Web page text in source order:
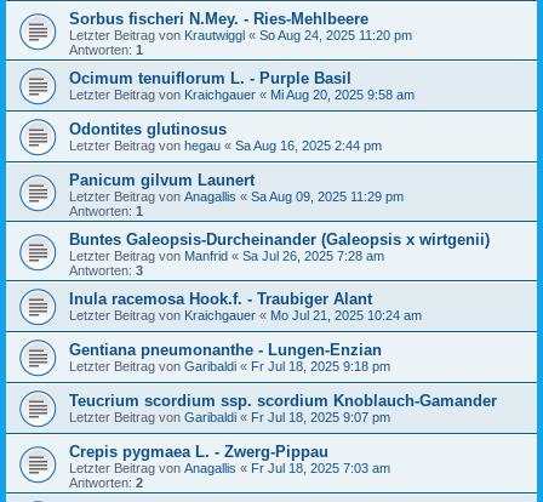
Sorbus fischeri N.Mey. - Ries-Mehlbeere
Letzter Beitrag von Krautwiggl « So Aug 24, 2025 11:20 pm
Antworten: 1
Ocimum tenuiflorum L. - Purple Basil
Letzter Beitrag von Kraichgauer « Mi Aug 20, 2025 9:58 am
Odontites glutinosus
Letzter Beitrag von hegau « Sa Aug 16, 2025 2:44 pm
Panicum gilvum Launert
Letzter Beitrag von Anagallis « Sa Aug 09, 2025 11:29 pm
Antworten: 1
Buntes Galeopsis-Durcheinander (Galeopsis x wirtgenii)
Letzter Beitrag von Manfrid « Sa Jul 26, 2025 7:28 am
Antworten: 3
Inula racemosa Hook.f. - Traubiger Alant
Letzter Beitrag von Kraichgauer « Mo Jul 21, 2025 10:24 am
Gentiana pneumonanthe - Lungen-Enzian
Letzter Beitrag von Garibaldi « Fr Jul 18, 2025 9:18 pm
Teucrium scordium ssp. scordium Knoblauch-Gamander
Letzter Beitrag von Garibaldi « Fr Jul 18, 2025 9:07 pm
Crepis pygmaea L. - Zwerg-Pippau
Letzter Beitrag von Anagallis « Fr Jul 18, 2025 7:03 am
Antworten: 2